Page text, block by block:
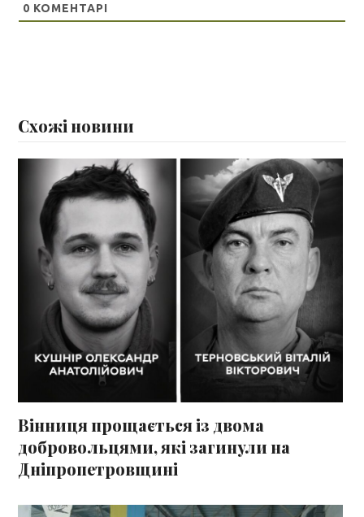
0 КОМЕНТАРІ
Схожі новини
Вінниця прощається із двома
добровольцями, які загинули на
Дніпропетровщині